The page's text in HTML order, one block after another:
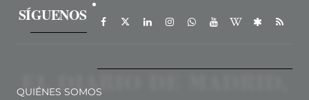
SÍGUENOS
QUIÉNES SOMOS